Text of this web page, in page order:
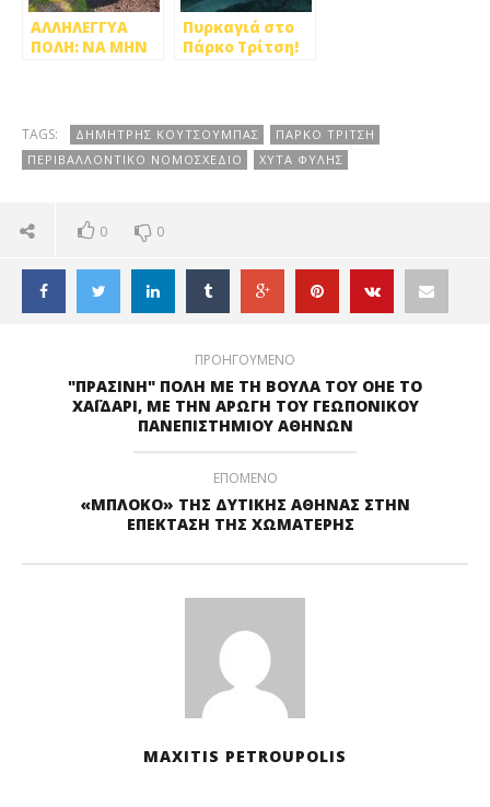
ΑΛΛΗΛΕΓΓΥΑ
ΠΟΛΗ: ΝΑ ΜΗΝ
ΓΥΡΙΣΕΙ ΣΤΙΣ
ΕΙΚΟΝΕΣ ΤΟΥ
ΠΑΡΕΛΘΟΝΤΟΣ
Πυρκαγιά στο
Πάρκο Τρίτση!
TAGS: ΔΗΜΗΤΡΗΣ ΚΟΥΤΣΟΥΜΠΑΣ
ΠΑΡΚΟ ΤΡΙΤΣΗ
ΠΕΡΙΒΑΛΛΟΝΤΙΚΟ ΝΟΜΟΣΧΕΔΙΟ
ΧΥΤΑ ΦΥΛΗΣ
0 0
ΠΡΟΗΓΟΥΜΕΝΟ
"ΠΡΑΣΙΝΗ" ΠΟΛΗ ΜΕ ΤΗ ΒΟΥΛΑ ΤΟΥ ΟΗΕ ΤΟ
ΧΑΪΔΑΡΙ, ΜΕ ΤΗΝ ΑΡΩΓΗ ΤΟΥ ΓΕΩΠΟΝΙΚΟΥ
ΠΑΝΕΠΙΣΤΗΜΙΟΥ ΑΘΗΝΩΝ
ΕΠΟΜΕΝΟ
«ΜΠΛΟΚΟ» ΤΗΣ ΔΥΤΙΚΗΣ ΑΘΗΝΑΣ ΣΤΗΝ
ΕΠΕΚΤΑΣΗ ΤΗΣ ΧΩΜΑΤΕΡΗΣ
MAXITIS PETROUPOLIS